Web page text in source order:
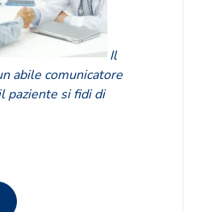
Il
abile comunicatore
paziente si fidi di